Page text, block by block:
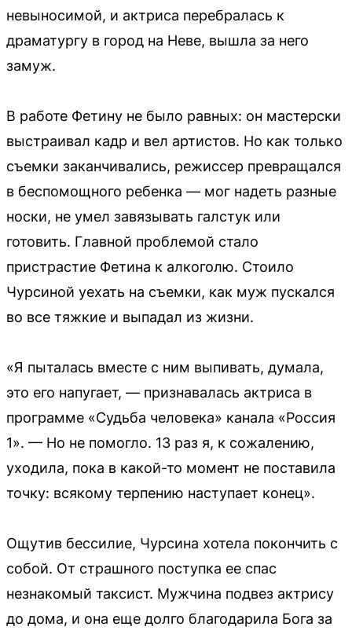
невыносимой, и актриса перебралась к
драматургу в город на Неве, вышла за него
замуж.
В работе Фетину не было равных: он мастерски
выстраивал кадр и вел артистов. Но как только
съемки заканчивались, режиссер превращался
в беспомощного ребенка — мог надеть разные
носки, не умел завязывать галстук или
готовить. Главной проблемой стало
пристрастие Фетина к алкоголю. Стоило
Чурсиной уехать на съемки, как муж пускался
во все тяжкие и выпадал из жизни.
«Я пыталась вместе с ним выпивать, думала,
это его напугает, — признавалась актриса в
программе «Судьба человека» канала «Россия
1». — Но не помогло. 13 раз я, к сожалению,
уходила, пока в какой-то момент не поставила
точку: всякому терпению наступает конец».
Ощутив бессилие, Чурсина хотела покончить с
собой. От страшного поступка ее спас
незнакомый таксист. Мужчина подвез актрису
до дома, и она еще долго благодарила Бога за